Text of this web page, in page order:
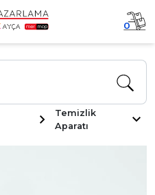
0
Temizlik
Aparatı